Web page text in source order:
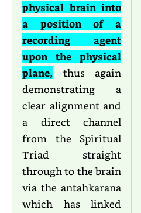
physical brain into
a position of a
recording agent
upon the physical
plane, thus again
demonstrating a
clear alignment and
a direct channel
from the Spiritual
Triad straight
through to the brain
via the antahkarana
which has linked